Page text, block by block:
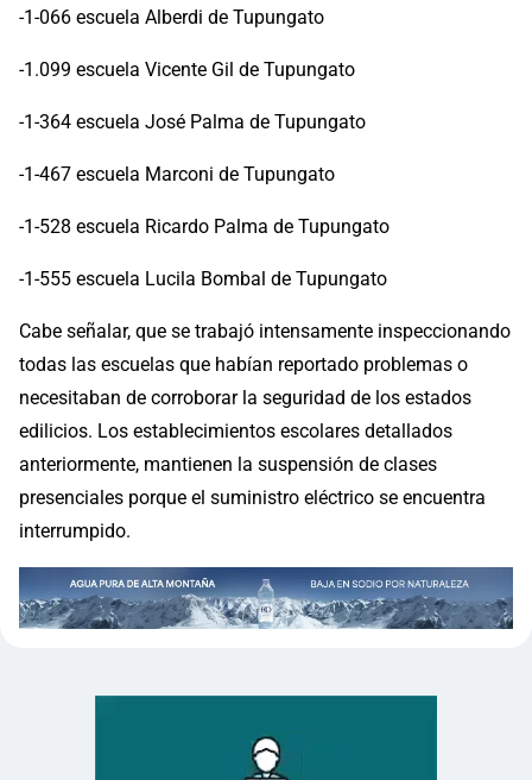
-1-066 escuela Alberdi de Tupungato
-1.099 escuela Vicente Gil de Tupungato
-1-364 escuela José Palma de Tupungato
-1-467 escuela Marconi de Tupungato
-1-528 escuela Ricardo Palma de Tupungato
-1-555 escuela Lucila Bombal de Tupungato
Cabe señalar, que se trabajó intensamente inspeccionando
todas las escuelas que habían reportado problemas o
necesitaban de corroborar la seguridad de los estados
edilicios. Los establecimientos escolares detallados
anteriormente, mantienen la suspensión de clases
presenciales porque el suministro eléctrico se encuentra
interrumpido.